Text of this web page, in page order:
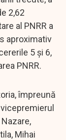
2,62
al PNRR a
aproximativ
5 şi 6,
PNRR.
împreună
Mihai